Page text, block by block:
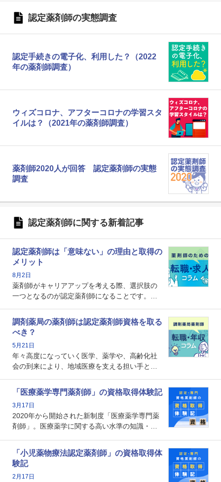
認定薬剤師の実態調査
認定手続きの電子化、利用した？（2022
年の薬剤師調査）
ウィズコロナ、アフターコロナの学習スタ
イルは？（2021年の薬剤師調査）
薬剤師2020人が回答 認定薬剤師の実態
調査
認定薬剤師に関する新着記事
認定薬剤師は「意味ない」の理由と取得の
メリット
8月2日
薬剤師がキャリアアップを考える際、選択肢の
一つとなるのが認定薬剤師になることです。し
という声を聞いたことがあるかもしれません。
本記事では、認定薬剤師が「意味ない」といわ
れる理由や、取得するメリット、年収・キャリ
アへの影響を解説します。
調剤薬局の薬剤師は認定薬剤師資格を取る
べき？
5月21日
年々高度になっていく医学、薬学や、高齢化社
会の到来により、地域医療を支える担い手とし
で、重要度が増しているのが認定薬剤師という
資格です。認定薬剤師とはいったいどんな資格
なのでしょうか。それを取得するとどのような
メリットがあるのでしょうか。
「医療薬学専門薬剤師」の資格取得体験記
3月17日
2020年から開始された新制度「医療薬学専門薬
剤師」。医療薬学に関する高い水準の知識・技
剤師としての専門性を示す客観的な根拠の一つ
となります。取得要件は多岐に渡り、審査も複
数回ありますが、患者さんに対して一定の能力
の証明になる資格と言えます。
「小児薬物療法認定薬剤師」の資格取得体
験記
2月17日